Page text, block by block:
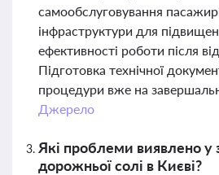
самообслуговування
інфраструктури для
ефективності роботи після
Підготовка технічної
процедури вже на
Джерело
Які проблеми виявлено у
дорожньої солі в Києві?